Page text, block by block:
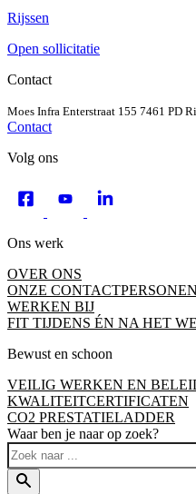
Rijssen
Open sollicitatie
Contact
Moes Infra Enterstraat 155 7461 PD
Contact
Volg ons
Ons werk
OVER ONS
ONZE CONTACTPERSONEN
WERKEN BIJ
FIT TIJDENS ÉN NA HET
Bewust en schoon
VEILIG WERKEN EN
KWALITEITCERTIFICATEN
CO2 PRESTATIELADDER
Waar ben je naar op zoek?